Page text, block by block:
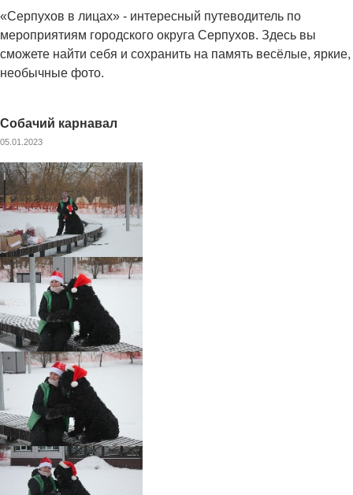
«Серпухов в лицах» - интересный путеводитель по
мероприятиям городского округа Серпухов. Здесь вы
сможете найти себя и сохранить на память весёлые, яркие,
необычные фото.
Собачий карнавал
05.01.2023